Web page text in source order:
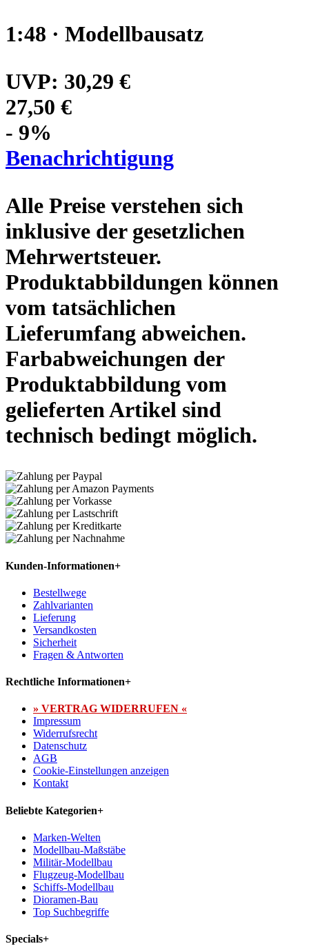
1:48 · Modellbausatz
UVP: 30,29 €
27,50 €
- 9%
Benachrichtigung
Alle Preise verstehen sich
inklusive der gesetzlichen
Mehrwertsteuer.
Produktabbildungen können
vom tatsächlichen
Lieferumfang abweichen.
Farbabweichungen der
Produktabbildung vom
gelieferten Artikel sind
technisch bedingt möglich.
Kunden-Informationen+
Bestellwege
Zahlvarianten
Lieferung
Versandkosten
Sicherheit
Fragen & Antworten
Rechtliche Informationen+
» VERTRAG WIDERRUFEN «
Impressum
Widerrufsrecht
Datenschutz
AGB
Cookie-Einstellungen anzeigen
Kontakt
Beliebte Kategorien+
Marken-Welten
Modellbau-Maßstäbe
Militär-Modellbau
Flugzeug-Modellbau
Schiffs-Modellbau
Dioramen-Bau
Top Suchbegriffe
Specials+